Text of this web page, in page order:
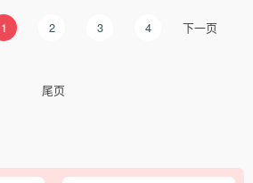
1 2 3 4 下一页
尾页